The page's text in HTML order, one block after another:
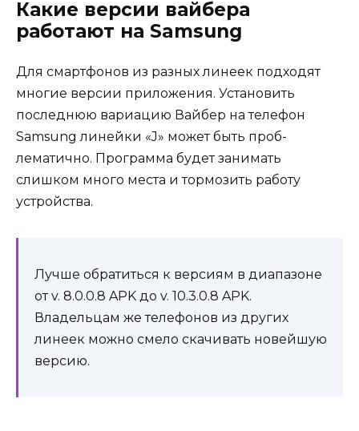
Какие версии вайбера
работают на Samsung
Для смартфонов из разных линеек подходят
многие версии приложения. Установить
последнюю вариацию Вайбер на телефон
Samsung линейки «J» может быть проб-
лематично. Программа будет занимать
слишком много места и тормозить работу
устройства.
Лучше обратиться к версиям в диапазоне
от v. 8.0.0.8 APK до v. 10.3.0.8 APK.
Владельцам же телефонов из других
линеек можно смело скачивать новейшую
версию.